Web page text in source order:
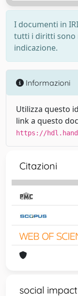
I documenti in
tutti i diritti sono
indicazione.
Informazioni
Utilizza questo
link a questo
https://
Citazioni
social impact